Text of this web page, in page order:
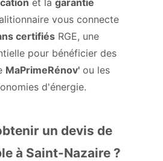
et la garantie
vous connecte
certifiés RGE, une
pour bénéficier des
MaPrimeRénov' ou les
d'énergie.
un devis de
à Saint-Nazaire ?